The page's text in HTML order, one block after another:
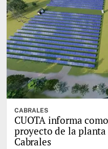
CABRALES
CUOTA informa
proyecto de la planta
Cabrales